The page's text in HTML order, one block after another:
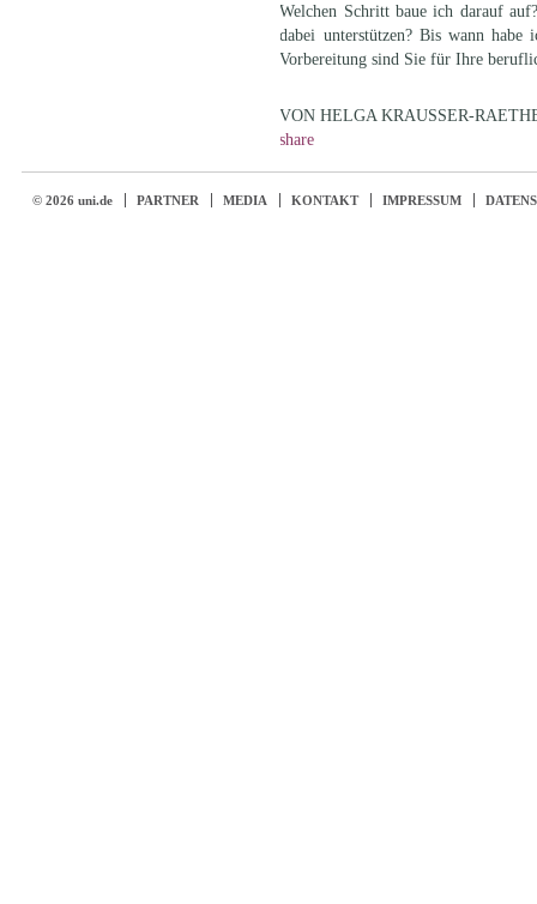
Welchen Schritt baue ich darauf
dabei unterstützen? Bis wann
Vorbereitung sind Sie für Ihre
VON HELGA KRAUSSER-
share
© 2026 uni.de PARTNER MEDIA KONTAKT IMPRESSUM